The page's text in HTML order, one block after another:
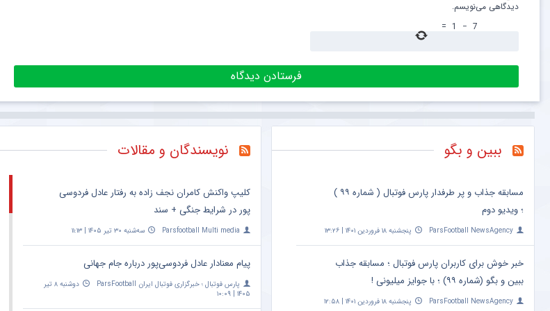
دیدگاهی می‌نویسم.
7
−
1
=
ببین و بگو
مسابقه جذاب و پر طرفدار پارس فوتبال ( شماره ۹۹ )
؛ ویدیو دوم
ParsFootball NewsAgency پنجشنبه ۱۸ فروردین ۱۴۰۱ | ۱۳:۲۶
خبر خوش برای کاربران پارس فوتبال ؛ مسابقه جذاب
ببین و بگو (شماره ۹۹) ؛ با جوایز میلیونی !
ParsFootball NewsAgency پنجشنبه ۱۸ فروردین ۱۴۰۱ | ۱۲:۵۸
نویسندگان و مقالات
کلیپ واکنش کامران نجف زاده به رفتار عادل فردوسی
پور در شرایط جنگی + سند
Parsfootball Multi media سه‌شنبه ۳۰ تیر ۱۴۰۵ | ۱۱:۱۳
پیام معنادار عادل فردوسی‌پور درباره جام جهانی
پارس فوتبال ؛ خبرگزاری فوتبال ایران ParsFootball
دوشنبه ۸ تیر
۱۴۰۵ | ۱۰:۰۹